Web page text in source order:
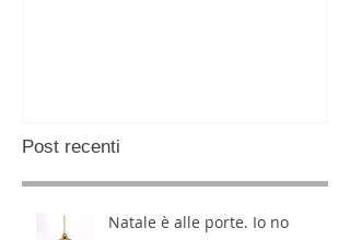
Post recenti
Natale è alle porte. Io no